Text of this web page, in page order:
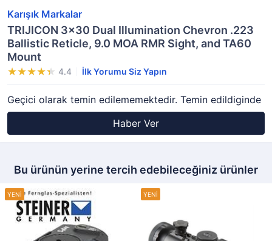
Karışık Markalar
TRIJICON 3x30 Dual Illumination Chevron .223
Ballistic Reticle, 9.0 MOA RMR Sight, and TA60
Mount
4.4 İlk Yorumu Siz Yapın
Geçici olarak temin edilememektedir. Temin edildiginde
Haber Ver
Bu ürünün yerine tercih edebileceğiniz ürünler